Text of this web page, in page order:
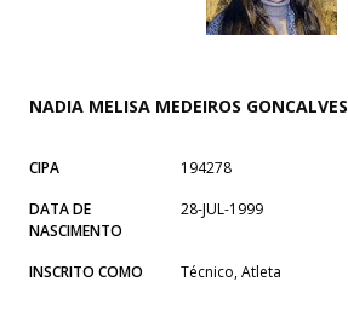
NADIA MELISA MEDEIROS GONCALVES
CIPA
194278
DATA DE
NASCIMENTO
28-JUL-1999
INSCRITO COMO Técnico, Atleta